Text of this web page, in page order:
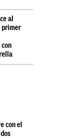
al
primer
con el